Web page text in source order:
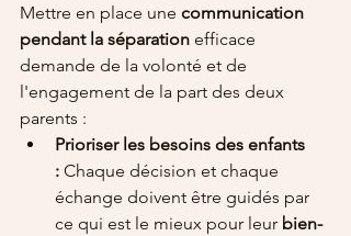
Mettre en place une communication
pendant la séparation efficace
demande de la volonté et de
l'engagement de la part des deux
parents :
Prioriser les besoins des enfants
: Chaque décision et chaque
échange doivent être guidés par
ce qui est le mieux pour leur bien-